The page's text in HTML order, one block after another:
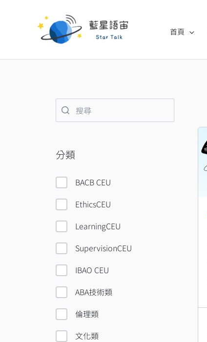
內
首頁
分類
BACB CEU
EthicsCEU
LearningCEU
SupervisionCEU
IBAO CEU
ABA技術類
倫理類
文化類